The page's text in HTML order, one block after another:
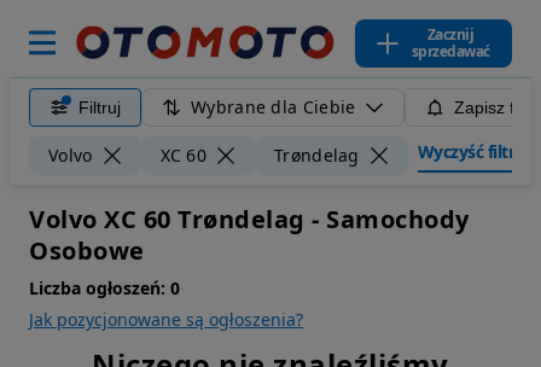
Zacznij
sprzedawać
Filtruj Wybrane dla Ciebie Zapisz
Volvo XC 60 Trøndelag Wyczyść filtry
Volvo XC 60 Trøndelag - Samochody
Osobowe
Liczba ogłoszeń: 0
Jak pozycjonowane są ogłoszenia?